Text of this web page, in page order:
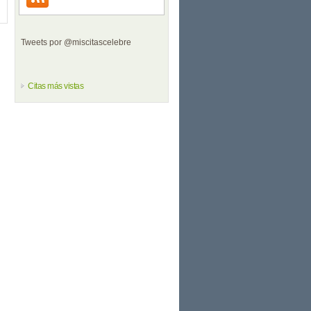
Tweets por @miscitascelebre
Citas más vistas